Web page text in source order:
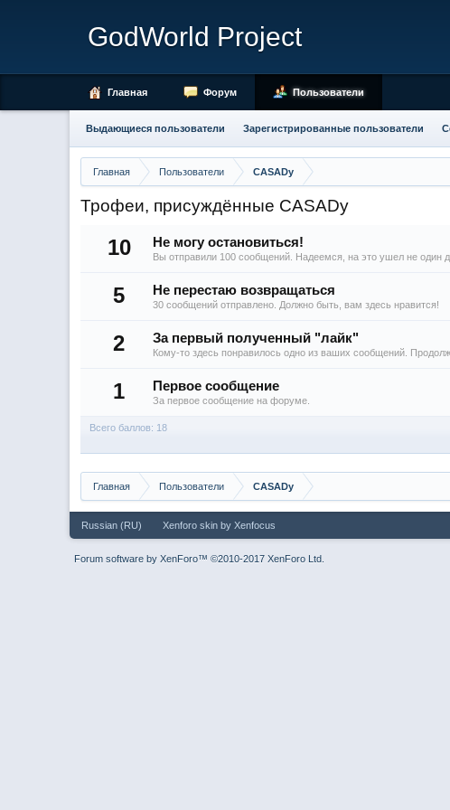
Главная Пользователи CASADy
Трофеи, присуждённые CASADy
10 Не могу остановиться!
Вы отправили 100 сообщений. Надеемся, на это ушел не один
5 Не перестаю возвращаться
30 сообщений отправлено. Должно быть, вам здесь нравится!
2 За первый полученный "лайк"
Кому-то здесь понравилось одно из ваших сообщений.
1 Первое сообщение
За первое сообщение на форуме.
Всего баллов: 18
Главная Пользователи CASADy
GodWorld Project
Главная Форум Пользователи
Выдающиеся пользователи Зарегистрированные пользователи
Russian (RU) Xenforo skin by Xenfocus
Forum software by XenForo™ ©2010-2017 XenForo Ltd.